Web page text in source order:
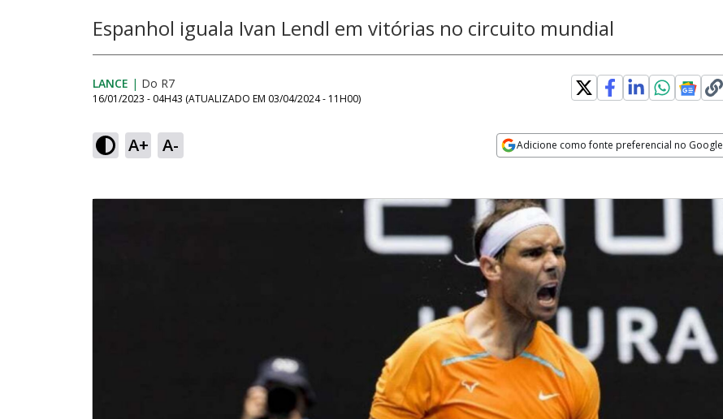
Espanhol iguala Ivan Lendl em vitórias no circuito mundial
LANCE | Do R7
16/01/2023 - 04H43 (ATUALIZADO EM 03/04/2024 - 11H00)
A+ A- Adicione como fonte preferencial no Google